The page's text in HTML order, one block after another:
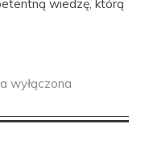
wiedzę, którą
wyłączona